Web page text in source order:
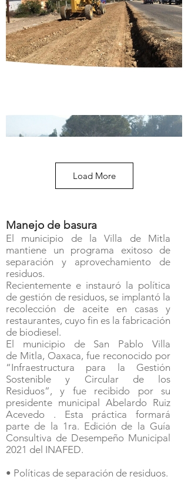
Load More
Manejo de basura
El municipio de la Villa de Mitla
mantiene un programa exitoso de
separación y aprovechamiento de
residuos.
Recientemente e instauró la política
de gestión de residuos, se implantó la
recolección de aceite en casas y
restaurantes, cuyo fin es la fabricación
de biodiesel.
El municipio de San Pablo Villa
de Mitla, Oaxaca, fue reconocido por
“Infraestructura para la Gestión
Sostenible y Circular de los
Residuos”, y fue recibido por su
presidente municipal Abelardo Ruiz
Acevedo . Esta práctica formará
parte de la 1ra. Edición de la Guía
Consultiva de Desempeño Municipal
2021 del INAFED.
• Políticas de separación de residuos.